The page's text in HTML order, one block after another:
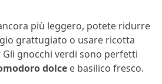
più leggero, potete ridurre
grattugiato o usare ricotta
Gli gnocchi verdi sono perfetti
dolce e basilico fresco.